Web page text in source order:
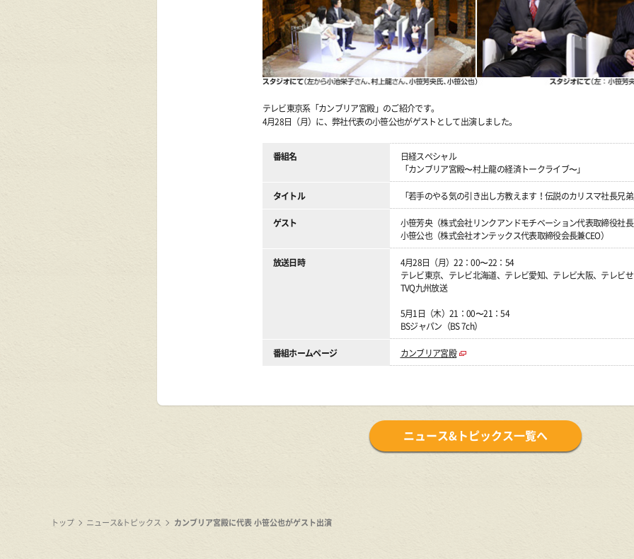
テレビ東京系「カンブリア宮殿」のご紹介です。
4月28日（月）に、弊社代表の小笹公也がゲストとして出演しました。
番組名
日経スペシャル
「カンブリア宮殿〜村上龍の経済トークライブ〜」
タイトル 「若手のやる気の引き出し方教えます！伝説のカリスマ社長兄
ゲスト
小笹芳央（株式会社リンクアンドモチベーション代表取締役社
小笹公也（株式会社オンテックス代表取締役会長兼CEO）
放送日時
4月28日（月）22：00〜22：54
テレビ東京、テレビ北海道、テレビ愛知、テレビ大阪、テレビ
TVQ九州放送
5月1日（木）21：00〜21：54
BSジャパン（BS 7ch）
番組ホームページ カンブリア宮殿
ニュース&トピックス一覧へ
トップ ニュース&トピックス カンブリア宮殿に代表 小笹公也がゲスト出演